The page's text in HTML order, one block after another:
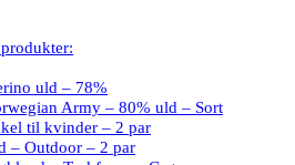
uld – 78%
Army – 80% uld – Sort
til kvinder – 2 par
– Outdoor – 2 par